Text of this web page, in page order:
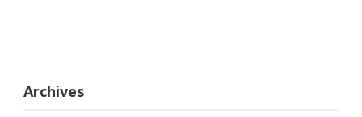
Archives